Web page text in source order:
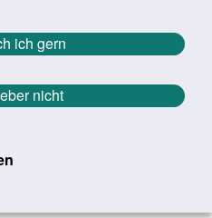
ich gern
nicht
erster
vorheriger
473/1627
sollten